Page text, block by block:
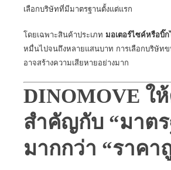
เลือกบริษัทที่มีมาตรฐานตั้งแต่แรก
โดยเฉพาะสินค้าประเภท มอเตอร์ไซค์หรือบิ๊ก
หมื่นไปจนถึงหลายแสนบาท การเลือกบริษัท
อาจสร้างความเสียหายอย่างมาก
DINOMOVE ใ
สำคัญกับ “มาต
มากกว่า “ราคา